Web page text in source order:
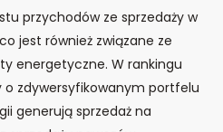
przychodów ze sprzedaży w
jest również związane ze
energetyczne. W rankingu
o zdywersyfikowanym portfelu
generują sprzedaż na